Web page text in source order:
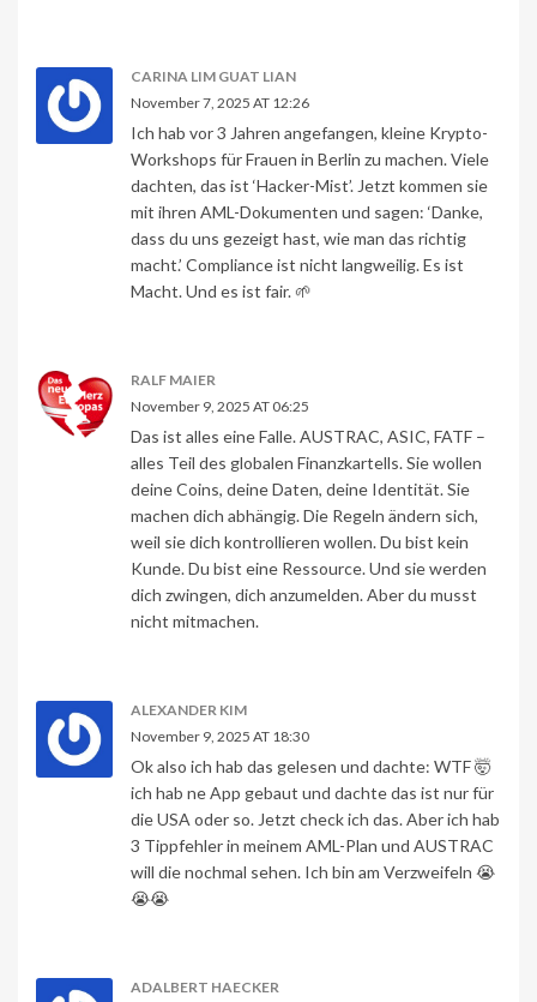
CARINA LIM GUAT LIAN
November 7, 2025 AT 12:26
Ich hab vor 3 Jahren angefangen, kleine Krypto-
Workshops für Frauen in Berlin zu machen. Viele
dachten, das ist ‘Hacker-Mist’. Jetzt kommen sie
mit ihren AML-Dokumenten und sagen: ‘Danke,
dass du uns gezeigt hast, wie man das richtig
macht.’ Compliance ist nicht langweilig. Es ist
Macht. Und es ist fair. 🌱
RALF MAIER
November 9, 2025 AT 06:25
Das ist alles eine Falle. AUSTRAC, ASIC, FATF –
alles Teil des globalen Finanzkartells. Sie wollen
deine Coins, deine Daten, deine Identität. Sie
machen dich abhängig. Die Regeln ändern sich,
weil sie dich kontrollieren wollen. Du bist kein
Kunde. Du bist eine Ressource. Und sie werden
dich zwingen, dich anzumelden. Aber du musst
nicht mitmachen.
ALEXANDER KIM
November 9, 2025 AT 18:30
Ok also ich hab das gelesen und dachte: WTF 🤯
ich hab ne App gebaut und dachte das ist nur für
die USA oder so. Jetzt check ich das. Aber ich hab
3 Tippfehler in meinem AML-Plan und AUSTRAC
will die nochmal sehen. Ich bin am Verzweifeln 😭
😭😭
ADALBERT HAECKER